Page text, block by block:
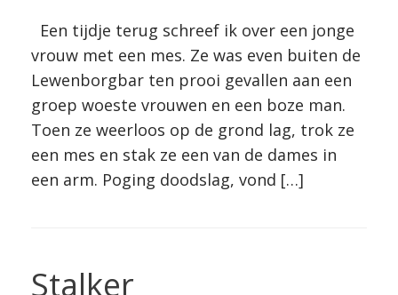
Een tijdje terug schreef ik over een jonge
vrouw met een mes. Ze was even buiten de
Lewenborgbar ten prooi gevallen aan een
groep woeste vrouwen en een boze man.
Toen ze weerloos op de grond lag, trok ze
een mes en stak ze een van de dames in
een arm. Poging doodslag, vond […]
Stalker